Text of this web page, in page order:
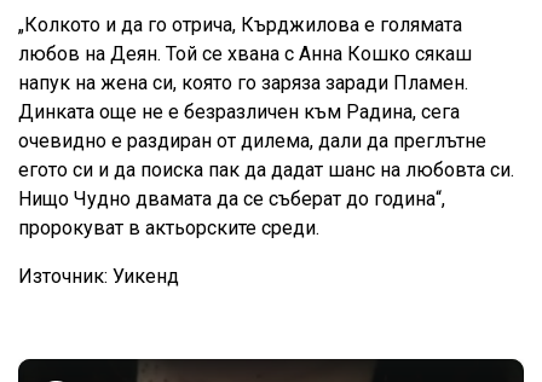
„Колкото и да го отрича, Кърджилова е голямата
любов на Деян. Той се хвана с Анна Кошко сякаш
напук на жена си, която го заряза заради Пламен.
Динката още не е безразличен към Радина, сега
очевидно е раздиран от дилема, дали да преглътне
егото си и да поиска пак да дадат шанс на любовта си.
Нищо Чудно двамата да се съберат до година“,
пророкуват в актьорските среди.
Източник: Уикенд